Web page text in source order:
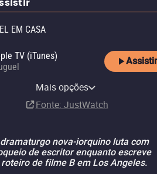
EM CASA
TV (iTunes)
Assistir
YouTube
Mais opções
Fonte: JustWatch
nova-iorquino luta com
de escritor enquanto escreve
de filme B em Los Angeles.